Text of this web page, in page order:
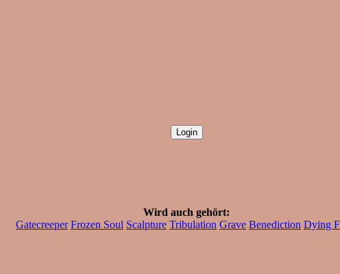
Wird auch gehört:
Gatecreeper Frozen Soul Scalpture Tribulation Grave Benediction Dying